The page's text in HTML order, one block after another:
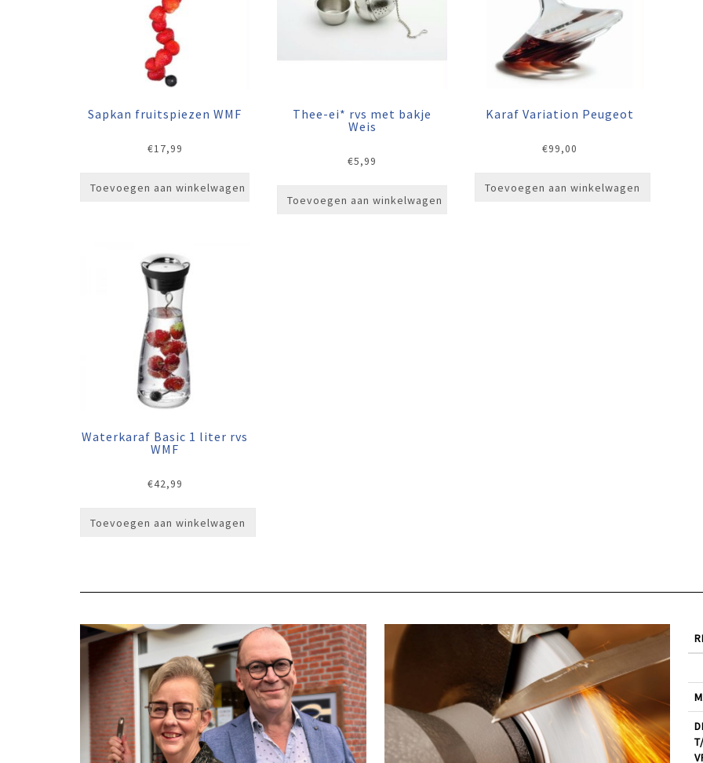
Sapkan fruitspiezen WMF
€17,99
Toevoegen aan winkelwagen
Thee-ei* rvs met bakje
Weis
€5,99
Toevoegen aan winkelwagen
Karaf Variation Peugeot
€99,00
Toevoegen aan winkelwagen
Waterkaraf Basic 1 liter rvs
WMF
€42,99
Toevoegen aan winkelwagen